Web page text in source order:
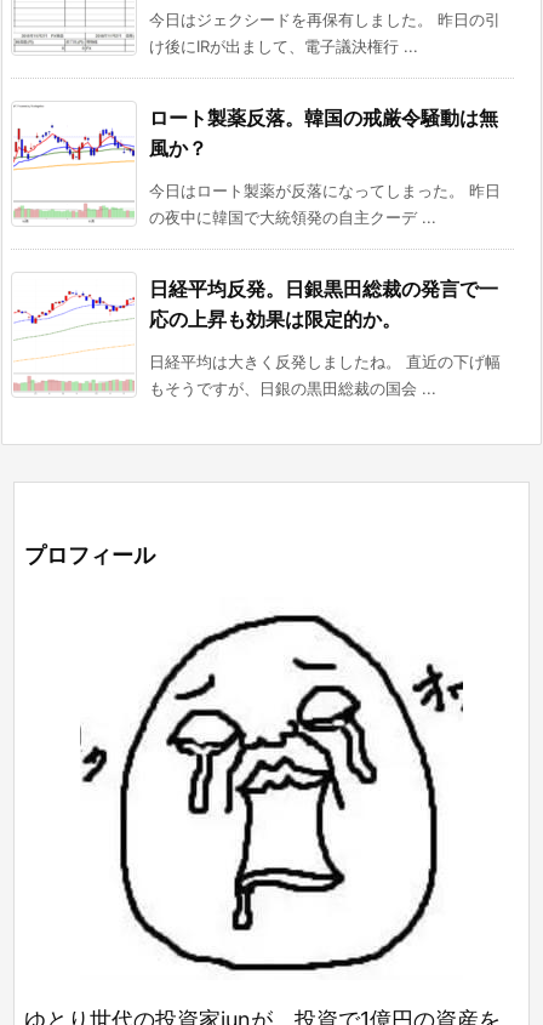
今日はジェクシードを再保有しました。 昨日の引
け後にIRが出まして、電子議決権行 ...
ロート製薬反落。韓国の戒厳令騒動は無
風か？
今日はロート製薬が反落になってしまった。 昨日
の夜中に韓国で大統領発の自主クーデ ...
日経平均反発。日銀黒田総裁の発言で一
応の上昇も効果は限定的か。
日経平均は大きく反発しましたね。 直近の下げ幅
もそうですが、日銀の黒田総裁の国会 ...
プロフィール
ゆとり世代の投資家junが、投資で1億円の資産を